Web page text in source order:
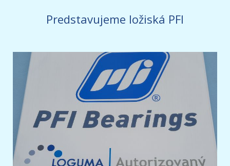
Predstavujeme ložiská PFI